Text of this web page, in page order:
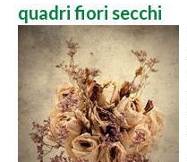
quadri fiori secchi